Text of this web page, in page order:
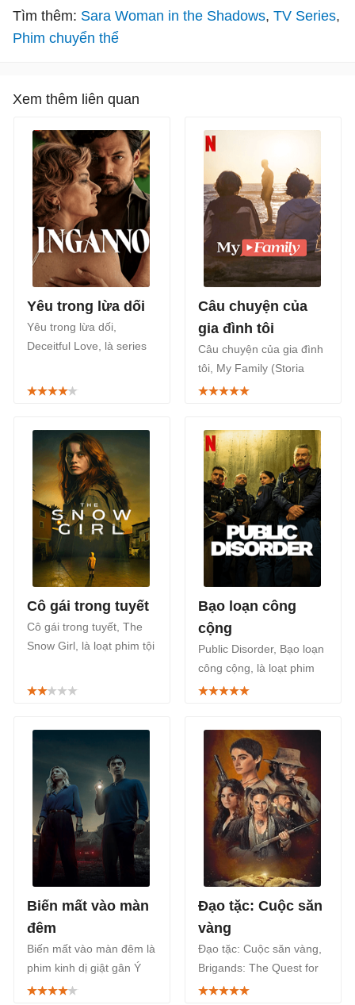
Tìm thêm: Sara Woman in the Shadows TV Series
Phim chuyển thể
Xem thêm liên quan
Yêu trong lừa dối
Yêu trong lừa dối,
Deceitful Love, là series
của điện ảnh Ý, ra mắt
Câu chuyện của
gia đình tôi
Câu chuyện của gia đình
tôi, My Family (Storia
della mia famiglia), là bộ
phát sóng trên Netflix
ngày 19/2/2025.
Cô gái trong tuyết
Cô gái trong tuyết, The
Snow Girl, là loạt phim tội
Tây Ban Nha, được
Bạo loạn công
cộng
Public Disorder, Bạo loạn
công cộng, là loạt phim
tội phạm giật gân Ý xoay
những mâu thuẫn trong
công việc và đời sống cá
nhân.
Biến mất vào màn
đêm
Biến mất vào màn đêm là
phim kinh dị giật gân Ý
trên Netflix tháng 7, xoay
Đạo tặc: Cuộc săn
vàng
Đạo tặc: Cuộc săn vàng,
Brigands: The Quest for
Gold (Briganti) là series